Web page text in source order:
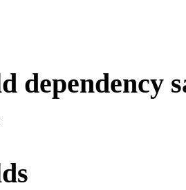
dependency